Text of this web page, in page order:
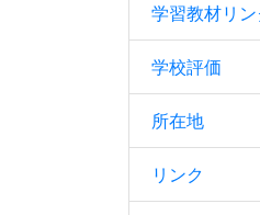
学習教材リ
学校評価
所在地
リンク